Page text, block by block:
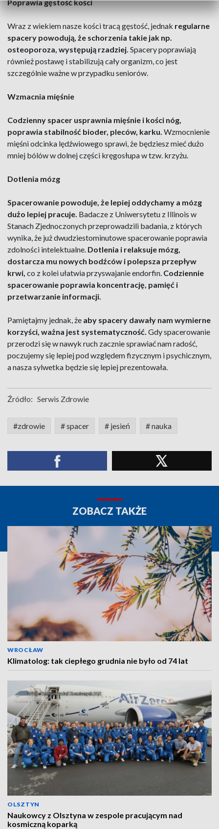
Poprawia gęstość kości
Wraz z wiekiem nasze kości tracą gęstość, jednak regularne
spacery powodują, że schorzenia takie jak np.
osteoporoza, występują rzadziej. Spacery poprawiają
również postawę i stabilizują cały organizm, co jest
szczególnie ważne w przypadku seniorów.
Wzmacnia mięśnie
Codzienny spacer usprawnia mięśnie i kości nóg,
poprawia stabilność bioder, pleców, karku. Wzmocnienie
mięśni odcinka lędźwiowego sprawi, że będziesz mieć dużo
mniej bólów w dolnej części kręgosłupa w tzw. krzyżu.
Dotlenia mózg
Spacerowanie powoduje, że lepiej oddychamy a mózg
dużo lepiej pracuje. Badacze z Uniwersytetu z Illinois w
Stanach Zjednoczonych przeprowadzili badania, z których
wynika, że już dwudziestominutowe spacerowanie poprawia
zdolności intelektualne. Dotlenia i relaksuje mózg,
dostarcza mu nowych bodźców i polepsza przepływ
krwi, co z kolei ułatwia przyswajanie endorfin. Codziennie
spacerowanie poprawia koncentrację, pamięć i
przetwarzanie informacji.
Pamiętajmy jednak, że aby spacery dawały nam wymierne
korzyści, ważna jest systematyczność. Gdy spacerowanie
przerodzi się w nawyk ruch zacznie sprawiać nam radość,
poczujemy się lepiej pod względem fizycznym i psychicznym,
a nasza sylwetka będzie się lepiej prezentowała.
Źródło: Serwis Zdrowie
#zdrowie # spacer # jesień # nauka
ZOBACZ TAKŻE
WROCŁAW
Klimatolog: tak ciepłego grudnia nie było od 74 lat
OLSZTYN
Naukowcy z Olsztyna w zespole pracującym nad
kosmiczną koparką